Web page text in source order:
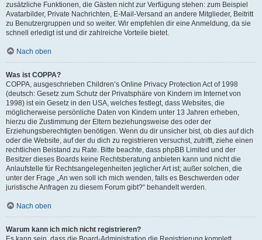
zusätzliche Funktionen, die Gästen nicht zur Verfügung stehen: zum Beispiel
Avatarbilder, Private Nachrichten, E-Mail-Versand an andere Mitglieder, Beitritt
zu Benutzergruppen und so weiter. Wir empfehlen dir eine Anmeldung, da sie
schnell erledigt ist und dir zahlreiche Vorteile bietet.
Nach oben
Was ist COPPA?
COPPA, ausgeschrieben Children’s Online Privacy Protection Act of 1998
(deutsch: Gesetz zum Schutz der Privatsphäre von Kindern im Internet von
1998) ist ein Gesetz in den USA, welches festlegt, dass Websites, die
möglicherweise persönliche Daten von Kindern unter 13 Jahren erheben,
hierzu die Zustimmung der Eltern beziehungsweise des oder der
Erziehungsberechtigten benötigen. Wenn du dir unsicher bist, ob dies auf dich
oder die Website, auf der du dich zu registrieren versuchst, zutrifft, ziehe einen
rechtlichen Beistand zu Rate. Bitte beachte, dass phpBB Limited und der
Besitzer dieses Boards keine Rechtsberatung anbieten kann und nicht die
Anlaufstelle für Rechtsangelegenheiten jeglicher Art ist; außer solchen, die
unter der Frage „An wen soll ich mich wenden, falls es Beschwerden oder
juristische Anfragen zu diesem Forum gibt?“ behandelt werden.
Nach oben
Warum kann ich mich nicht registrieren?